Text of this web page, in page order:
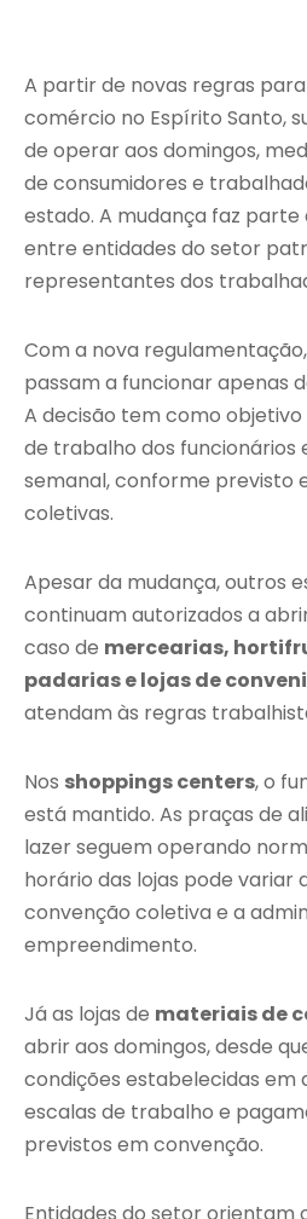
A partir de novas regras
comércio no Espírito Santo,
de operar aos domingos,
de consumidores e
estado. A mudança faz
entre entidades do setor
representantes dos
Com a nova
passam a funcionar apenas
A decisão tem como
de trabalho dos funcionários
semanal, conforme previsto
coletivas.
Apesar da mudança, outros
continuam autorizados a
caso de mercearias,
padarias e lojas de
atendam às regras
Nos shoppings centers, o
está mantido. As praças de
lazer seguem operando
horário das lojas pode variar
convenção coletiva e a
empreendimento.
Já as lojas de materiais de
abrir aos domingos, desde
condições estabelecidas em
escalas de trabalho e
previstos em convenção.
Entidades do setor orientam